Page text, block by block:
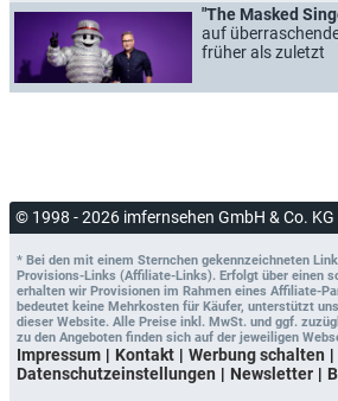
"The Masked
auf
früher als zuletzt
© 1998 - 2026 imfernsehen GmbH & Co. KG
* Bei den mit einem Sternchen gekennzeichneten
Provisions-Links (Affiliate-Links). Erfolgt über einen
erhalten wir Provisionen im Rahmen eines Affiliate-
bedeutet keine Mehrkosten für Käufer, unterstützt
dieser Website. Alle Preise inkl. MwSt. und ggf.
zu den Angeboten finden sich auf der jeweiligen
Impressum Kontakt Werbung schalten
Datenschutzeinstellungen
Newsletter